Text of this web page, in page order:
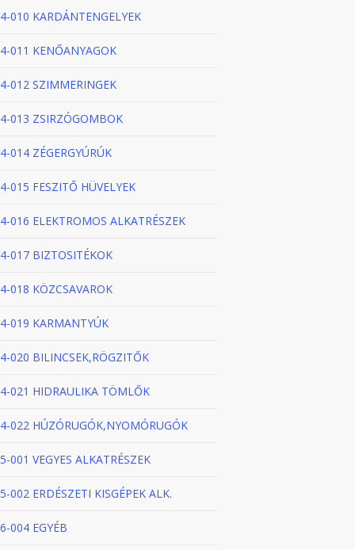
4-010 KARDÁNTENGELYEK
4-011 KENŐANYAGOK
4-012 SZIMMERINGEK
4-013 ZSIRZÓGOMBOK
4-014 ZÉGERGYÚRÚK
4-015 FESZITŐ HÜVELYEK
4-016 ELEKTROMOS ALKATRÉSZEK
4-017 BIZTOSITÉKOK
4-018 KÖZCSAVAROK
4-019 KARMANTYÚK
4-020 BILINCSEK,RÖGZITŐK
4-021 HIDRAULIKA TÖMLŐK
4-022 HÚZÓRUGÓK,NYOMÓRUGÓK
5-001 VEGYES ALKATRÉSZEK
5-002 ERDÉSZETI KISGÉPEK ALK.
6-004 EGYÉB